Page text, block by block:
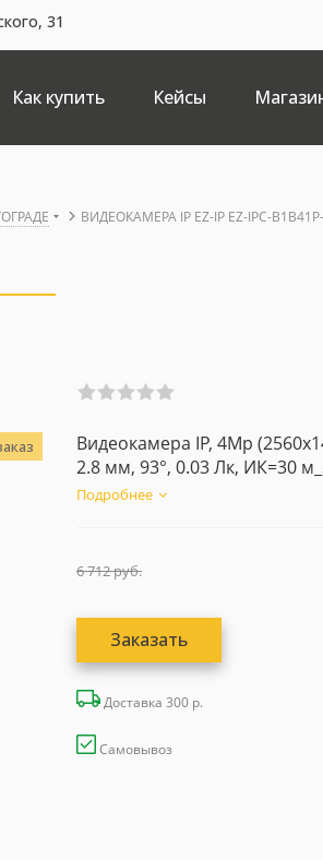
31
Как купить Кейсы
ВИДЕОКАМЕРА IP EZ-IP EZ-IPC-
Видеокамера IP, 4Mp
2.8 мм, 93°, 0.03 Лк, ИК=30
Подробнее
6 712руб.
Заказать
Доставка 300 р.
Самовывоз